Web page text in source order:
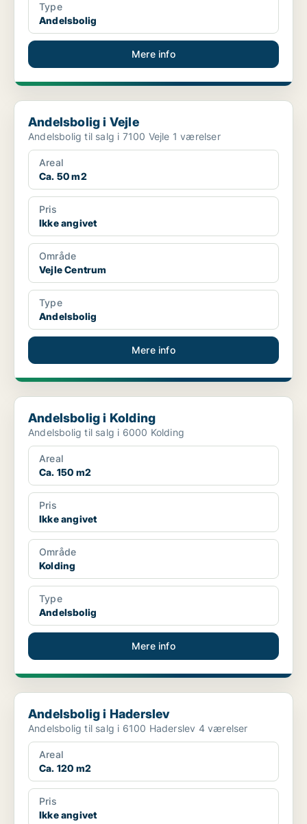
Type
Andelsbolig
Mere info
Andelsbolig i Vejle
Andelsbolig i Vejle
Andelsbolig til salg i 7100 Vejle 1 værelser
Areal
Ca. 50 m2
Pris
Ikke angivet
Område
Vejle Centrum
Type
Andelsbolig
Mere info
Andelsbolig i Kolding
Andelsbolig i Kolding
Andelsbolig til salg i 6000 Kolding
Areal
Ca. 150 m2
Pris
Ikke angivet
Område
Kolding
Type
Andelsbolig
Mere info
Andelsbolig i Haderslev
Andelsbolig i Haderslev
Andelsbolig til salg i 6100 Haderslev 4 værelser
Areal
Ca. 120 m2
Pris
Ikke angivet